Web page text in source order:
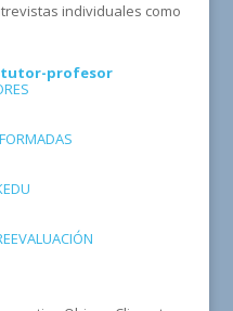
individuales como
tutor-profesor